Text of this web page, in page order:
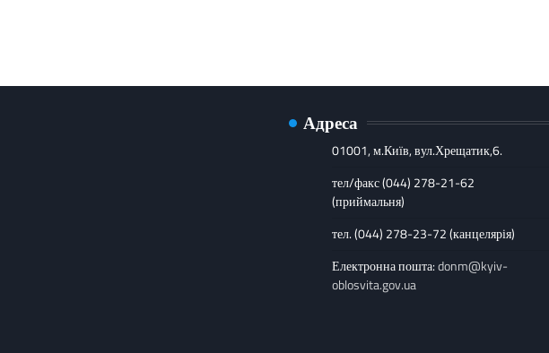
Адреса
01001, м.Київ, вул.Хрещатик,6.
тел/факс (044) 278-21-62
(приймальня)
тел. (044) 278-23-72 (канцелярія)
Електронна пошта:donm@kyiv-
oblosvita.gov.ua